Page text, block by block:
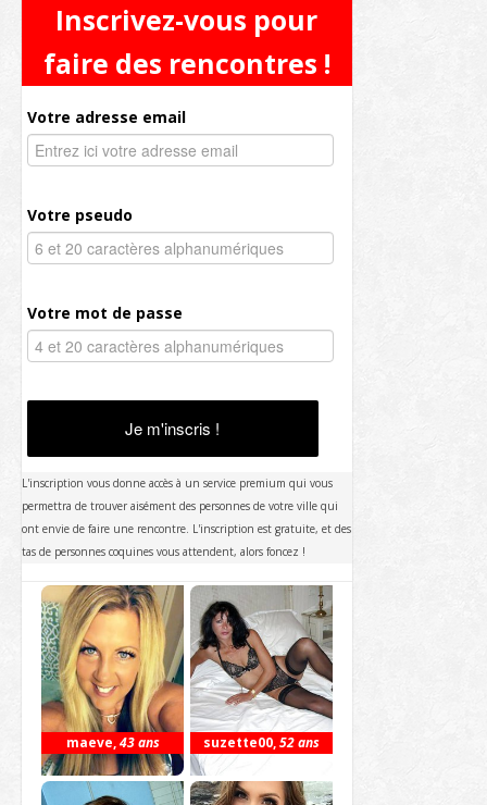
Inscrivez-vous pour
faire des rencontres !
Votre adresse email
Votre pseudo
Votre mot de passe
Je m'inscris !
L'inscription vous donne accès à un service premium qui vous
permettra de trouver aisément des personnes de votre ville qui
ont envie de faire une rencontre. L'inscription est gratuite, et des
tas de personnes coquines vous attendent, alors foncez !
maeve,43 ans suzette00,52 ans